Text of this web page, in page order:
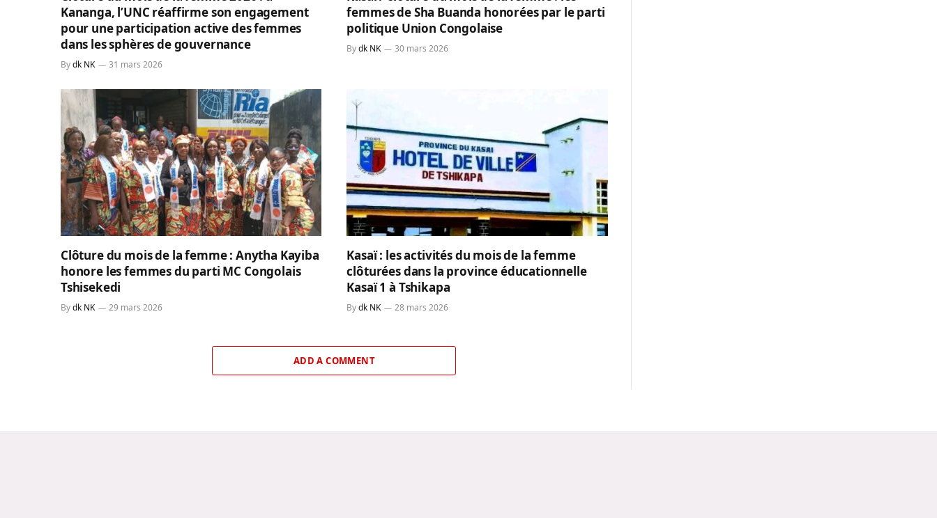
Kananga, l’UNC réaffirme son engagement
pour une participation active des femmes
dans les sphères de gouvernance
Bydk NK 31 mars 2026
femmes de Sha Buanda honorées par le parti
politique Union Congolaise
By dk NK 30 mars 2026
Clôture du mois de la femme : Anytha Kayiba
honore les femmes du parti MC Congolais
Tshisekedi
Bydk NK 29 mars 2026
Kasaï : les activités du mois de la femme
clôturées dans la province éducationnelle
Kasaï 1 à Tshikapa
By dk NK 28 mars 2026
ADD A COMMENT